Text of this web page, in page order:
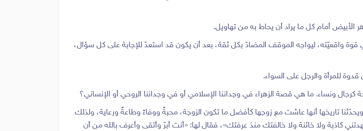
الأبيض أمام كل ما يراد أن يحاط به من تهاويل.
واقعيّته، ليواجه الموقف المضادّ بكل ثقة، بعد أن يكون قد استعدّ للإجابة على كل سؤال،
للمرأة والرجل على السواء.
ونساء. ما هي قصة الزهراء في وجداننا الإسلامي أو في وجداننا الروحي أو الإنساني؟
تاريخها أنها عاشت مع زوجها كأفضل ما تكون الزوجة، محبةً ووفاءً وطاعةً ورعاية، ولذلك
كاذبة ولا خائنة ولا خالفتك منذ عرفتك»، فقال لها: «أنت أبرّ وأتقى وأعرف بالله من أن